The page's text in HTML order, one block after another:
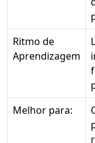
Ritmo de
Aprendizagem
Melhor para: